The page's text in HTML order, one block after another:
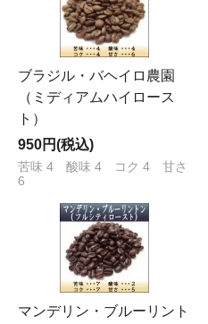
ブラジル・バヘイロ農園
（ミディアムハイロース
ト）
950円(税込)
苦味 4 酸味 4 コク 4 甘さ
6
マンデリン・ブルーリント